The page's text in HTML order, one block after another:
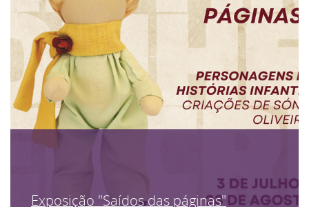
Exposição "Saídos das páginas"